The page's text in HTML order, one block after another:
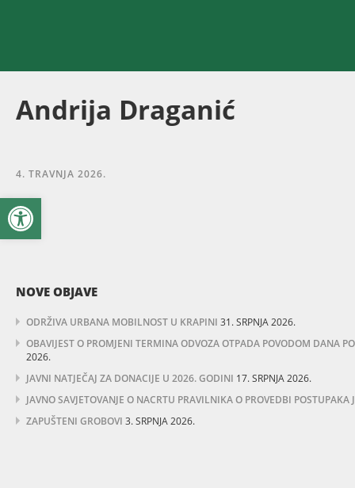
Open toolbar
Andrija Draganić
4. TRAVNJA 2026.
NOVE OBJAVE
ODRŽIVA URBANA MOBILNOST U KRAPINI 31. SRPNJA 2026.
OBAVIJEST O PROMJENI TERMINA ODVOZA OTPADA POVODOM DANA
2026.
JAVNI NATJEČAJ ZA DONACIJE U 2026. GODINI 17. SRPNJA 2026.
JAVNO SAVJETOVANJE O NACRTU PRAVILNIKA O PROVEDBI POSTUPAKA
ZAPUŠTENI GROBOVI 3. SRPNJA 2026.